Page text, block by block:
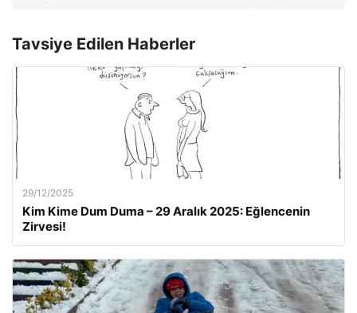
Tavsiye Edilen Haberler
29/12/2025
Kim Kime Dum Duma – 29 Aralık 2025: Eğlencenin
Zirvesi!